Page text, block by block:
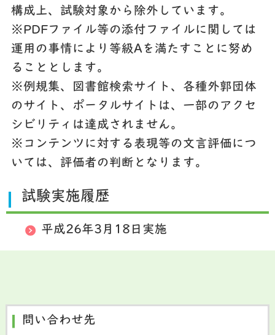
構成上、試験対象から除外しています。
※PDFファイル等の添付ファイルに関しては
運用の事情により等級Aを満たすことに努め
ることとします。
※例規集、図書館検索サイト、各種外郭団体
のサイト、ポータルサイトは、一部のアクセ
シビリティは達成されません。
※コンテンツに対する表現等の文言評価につ
いては、評価者の判断となります。
試験実施履歴
平成26年3月18日実施
問い合わせ先